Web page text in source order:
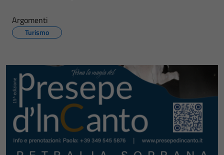
Argomenti
Turismo